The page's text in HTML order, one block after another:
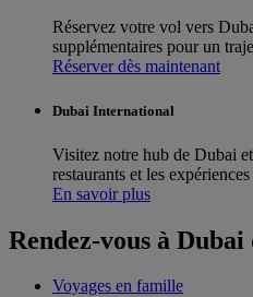
Réservez votre vol vers
supplémentaires pour un
Réserver dès maintenant
Dubai International
Visitez notre hub de Dubai
restaurants et les
En savoir plus
Rendez-vous à
Voyages en famille